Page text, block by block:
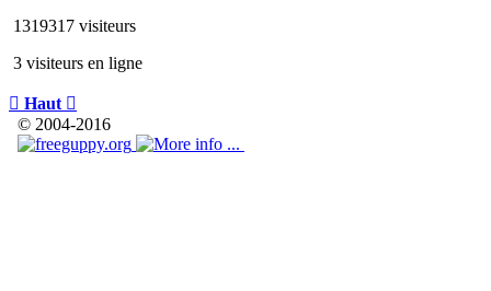
1319317 visiteurs
3 visiteurs en ligne
 Haut 
© 2004-2016